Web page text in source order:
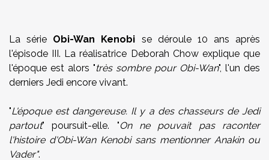
La série Obi-Wan Kenobi se déroule 10 ans après
l'épisode III. La réalisatrice Deborah Chow explique que
l'époque est alors "très sombre pour Obi-Wan", l'un des
derniers Jedi encore vivant.
"L'époque est dangereuse. Il y a des chasseurs de Jedi
partout" poursuit-elle. "On ne pouvait pas raconter
l'histoire d'Obi-Wan Kenobi sans mentionner Anakin ou
Vader".